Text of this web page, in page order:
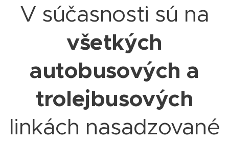
V súčasnosti sú na
všetkých
autobusových a
trolejbusových
linkách nasadzované